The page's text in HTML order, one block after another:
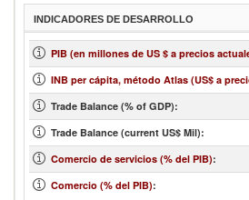
INDICADORES DE DESARROLLO
PIB (en millones de US $ a precios
INB per cápita, método Atlas (US$ a
Trade Balance (% of GDP):
Trade Balance (current US$ Mil):
Comercio de servicios (% del PIB):
Comercio (% del PIB):